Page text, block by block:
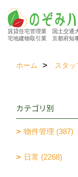
賃貸住宅管理業 国土交通
宅地建物取引業 京都府知
ホーム スタ
カテゴリ別
物件管理 (387)
日常 (2268)